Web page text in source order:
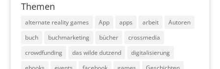
Themen
alternate reality games App apps arbeit
Autoren
buch
buchmarketing bücher
crossmedia
crowdfunding
das wilde dutzend
digitalisierung